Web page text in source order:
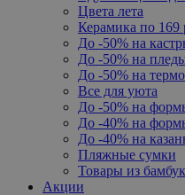
Цвета лета
Керамика по 169
До -50% на
До -50% на
До -50% на
Все для уюта
До -50% на
До -40% на
До -40% на
Пляжные сумки
Товары из
Акции